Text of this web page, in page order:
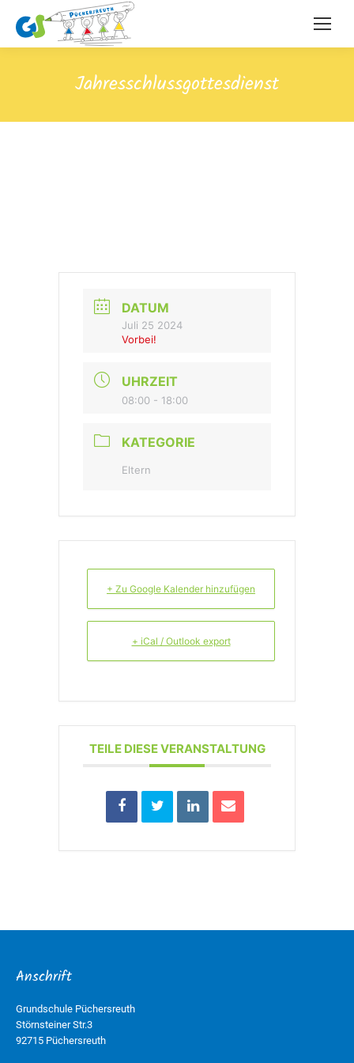
Jahresschlussgottesdienst
DATUM
Juli 25 2024
Vorbei!
UHRZEIT
08:00 - 18:00
KATEGORIE
Eltern
+ Zu Google Kalender hinzufügen
+ iCal / Outlook export
TEILE DIESE VERANSTALTUNG
Anschrift
Grundschule Püchersreuth
Störnsteiner Str.3
92715 Püchersreuth